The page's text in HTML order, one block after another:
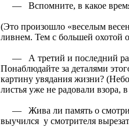
— Вспомните, в какое время
(Это произошло «веселым
ливнем. Тем с боль­шей охотой
— А третий и последний раз
Понаблюдайте за деталями
картину увядания жизни?
листья уже не радовали взора,
— Жива ли память о
выучился у смотрителя